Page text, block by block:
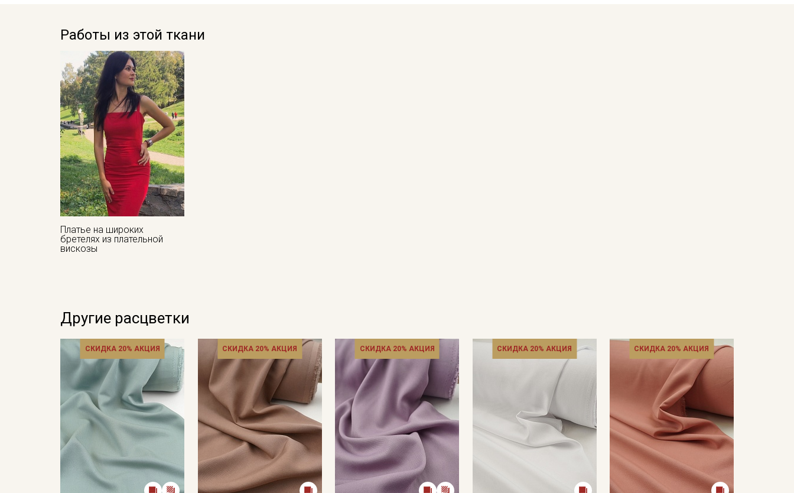
Работы из этой ткани
Платье на широких
бретелях из плательной
вискозы
Другие расцветки
СКИДКА 20% АКЦИЯ СКИДКА 20% АКЦИЯ СКИДКА 20% АКЦИЯ СКИДКА 20% АКЦИЯ СКИДКА 20% АКЦИЯ
Секретная рассылка от
Купава
Мы публикуем здесь дополнительные
промокоды и скидки до 30% на узкие
категории тканей